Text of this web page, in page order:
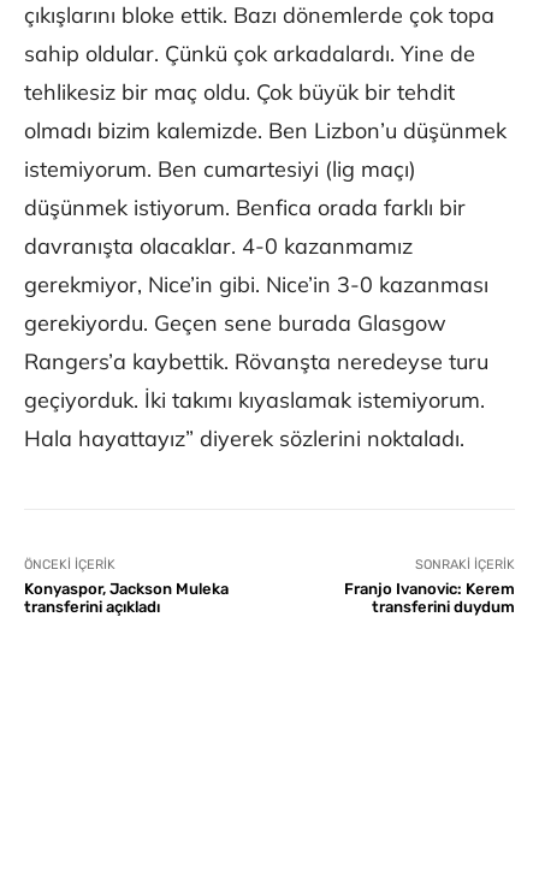
çıkışlarını bloke ettik. Bazı dönemlerde çok topa
sahip oldular. Çünkü çok arkadalardı. Yine de
tehlikesiz bir maç oldu. Çok büyük bir tehdit
olmadı bizim kalemizde. Ben Lizbon’u düşünmek
istemiyorum. Ben cumartesiyi (lig maçı)
düşünmek istiyorum. Benfica orada farklı bir
davranışta olacaklar. 4-0 kazanmamız
gerekmiyor, Nice’in gibi. Nice’in 3-0 kazanması
gerekiyordu. Geçen sene burada Glasgow
Rangers’a kaybettik. Rövanşta neredeyse turu
geçiyorduk. İki takımı kıyaslamak istemiyorum.
Hala hayattayız” diyerek sözlerini noktaladı.
ÖNCEKI İÇERIK
Konyaspor, Jackson Muleka
transferini açıkladı
SONRAKI İÇERIK
Franjo Ivanovic: Kerem
transferini duydum